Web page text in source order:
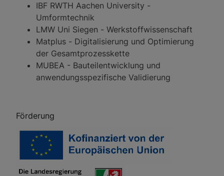
IBF RWTH Aachen University -
Umformtechnik
LMW Uni Siegen - Werkstoffwissenschaft
Matplus - Digitalisierung und Optimierung
der Gesamtprozesskette
MUBEA - Bauteilentwicklung und
anwendungsspezifische Validierung
Förderung